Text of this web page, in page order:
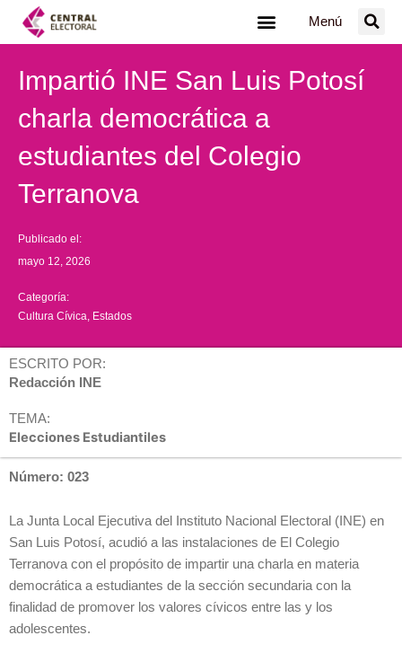
Menú
Impartió INE San Luis Potosí
charla democrática a
estudiantes del Colegio
Terranova
Publicado el:
mayo 12, 2026
Categoría:
Cultura Cívica Estados
ESCRITO POR:
Redacción INE
TEMA:
Elecciones Estudiantiles
Número: 023
La Junta Local Ejecutiva del Instituto Nacional Electoral (INE) en
San Luis Potosí, acudió a las instalaciones de El Colegio
Terranova con el propósito de impartir una charla en materia
democrática a estudiantes de la sección secundaria con la
finalidad de promover los valores cívicos entre las y los
adolescentes.